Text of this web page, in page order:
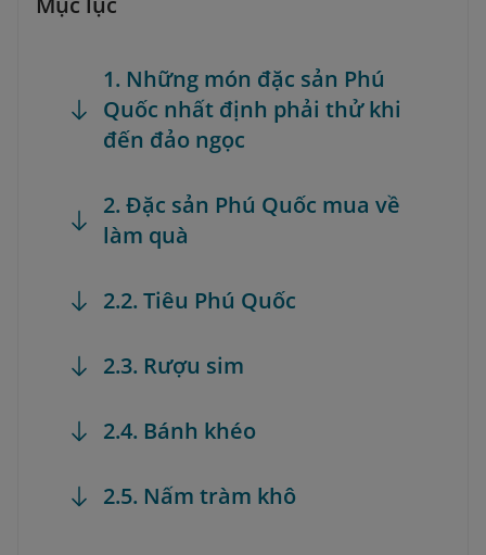
1. Những món đặc sản Phú
Quốc nhất định phải thử khi
đến đảo ngọc
2. Đặc sản Phú Quốc mua về
làm quà
2.2. Tiêu Phú Quốc
2.3. Rượu sim
2.4. Bánh khéo
2.5. Nấm tràm khô